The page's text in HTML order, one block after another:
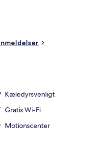
2 minutter derfra til fods.
Kæledyrsvenligt
Gratis Wi-Fi
Motionscenter